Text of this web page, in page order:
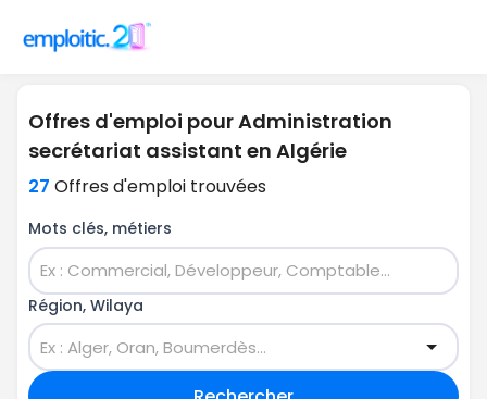
Offres d'emploi pour Administration
secrétariat assistant en Algérie
27 Offres d'emploi trouvées
Mots clés, métiers
Région, Wilaya